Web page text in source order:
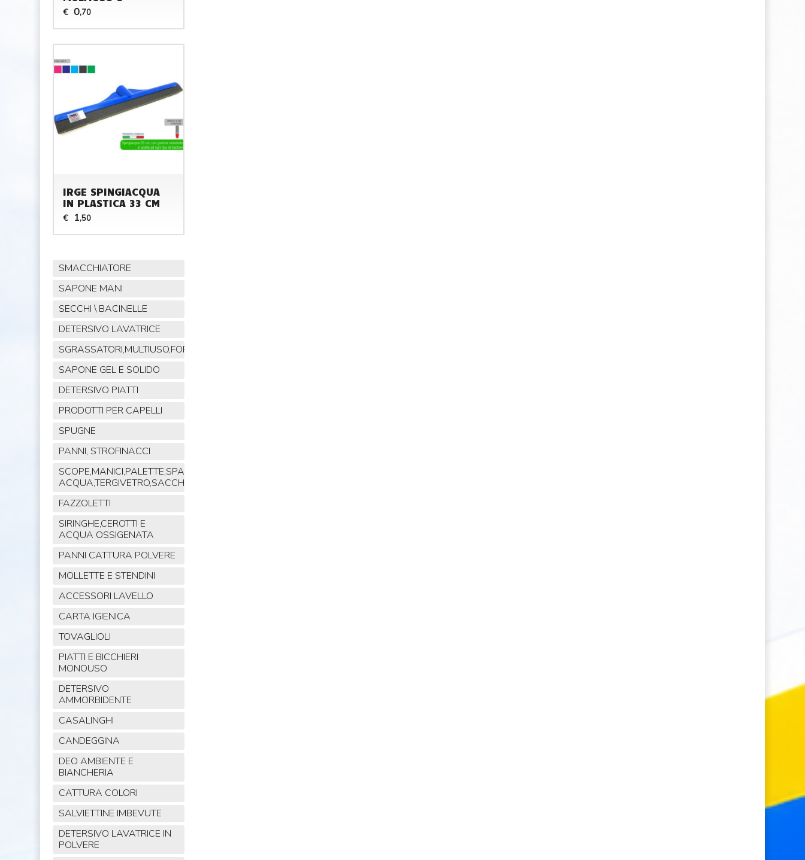
€ 0,70
IRGE SPINGIACQUA
IN PLASTICA 33 CM
€ 1,50
SMACCHIATORE
SAPONE MANI
SECCHI \ BACINELLE
DETERSIVO LAVATRICE
SGRASSATORI,MULTIUSO,FORNO,POLVERE,VETRI,AMMONIACA
SAPONE GEL E SOLIDO
DETERSIVO PIATTI
PRODOTTI PER CAPELLI
SPUGNE
PANNI, STROFINACCI
SCOPE,MANICI,PALETTE,SPAZZOLE,TIRA
ACQUA,TERGIVETRO,SACCHI,MOP
FAZZOLETTI
SIRINGHE,CEROTTI E
ACQUA OSSIGENATA
PANNI CATTURA POLVERE
MOLLETTE E STENDINI
ACCESSORI LAVELLO
CARTA IGIENICA
TOVAGLIOLI
PIATTI E BICCHIERI
MONOUSO
DETERSIVO
AMMORBIDENTE
CASALINGHI
CANDEGGINA
DEO AMBIENTE E
BIANCHERIA
CATTURA COLORI
SALVIETTINE IMBEVUTE
DETERSIVO LAVATRICE IN
POLVERE